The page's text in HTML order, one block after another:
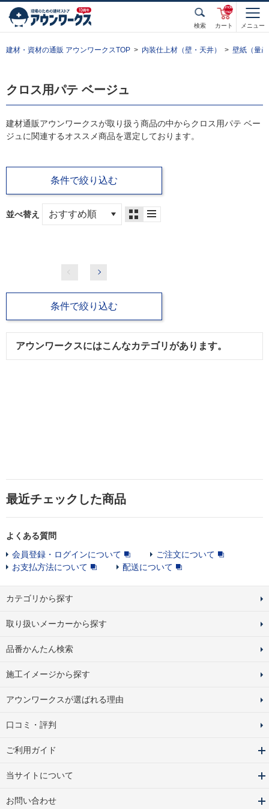
検索 カート
unde
fined
メニュー
建材・資材の通販 アウンワークスTOP 内装仕上材（壁・天井） 壁紙（量
クロス用パテ ベージュ
建材通販アウンワークスが取り扱う商品の中からクロス用パテ ベー
ジュに関連するオススメ商品を選定しております。
条件で絞り込む
並べ替え
条件で絞り込む
アウンワークスにはこんなカテゴリがあります。
最近チェックした商品
よくある質問
会員登録・ログインについて
ご注文について
お支払方法について
配送について
カテゴリから探す
取り扱いメーカーから探す
品番かんたん検索
施工イメージから探す
アウンワークスが選ばれる理由
口コミ・評判
ご利用ガイド
当サイトについて
お問い合わせ